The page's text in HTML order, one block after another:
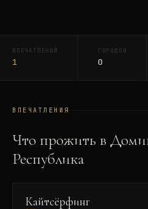
ВПЕЧАТЛЕНИЙ
1
ГОРОДОВ
0
ВПЕЧАТЛЕНИЯ
Что прожить в
Республика
👑
ЭКСТРИМ
Кайтсёрфинг